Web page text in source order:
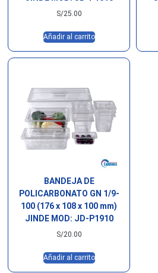
S/25.00
Añadir al carrito
BANDEJA DE
POLICARBONATO GN 1/9-
100 (176 x 108 x 100 mm)
JINDE MOD: JD-P1910
S/20.00
Añadir al carrito